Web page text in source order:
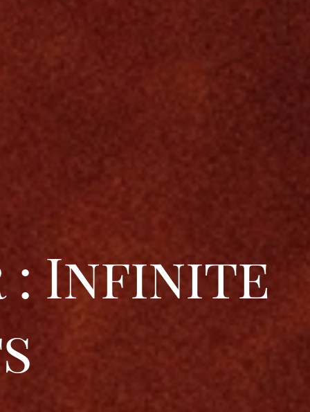
: Infinite